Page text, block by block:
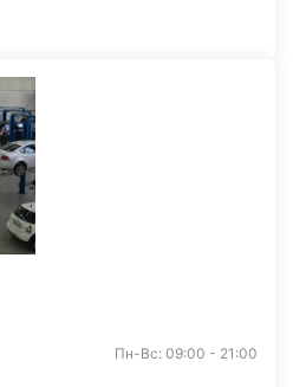
Пн-Вс: 09:00 - 21:00